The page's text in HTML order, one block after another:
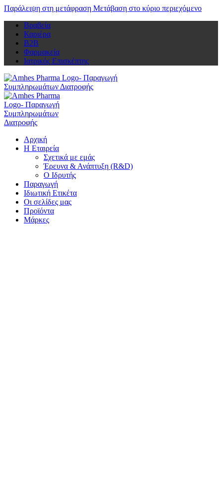
Παράλειψη στη μετάφραση Μετάβαση στο κύριο περιεχόμενο
Βραβεία
Καριέρα
Β2Β
Φαρμακεία
Ιατρικός Επισκέπτης
Αρχική
Η Εταιρεία
Σχετικά με εμάς
Έρευνα & Ανάπτυξη (R&D)
Ο Ιδρυτής
Παραγωγή
Ιδιωτική Ετικέτα
Οι σελίδες μας
Προϊόντα
Μάρκες